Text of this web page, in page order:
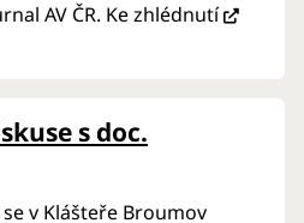
AV ČR. Ke zhlédnutí
s doc.
v Klášteře Broumov